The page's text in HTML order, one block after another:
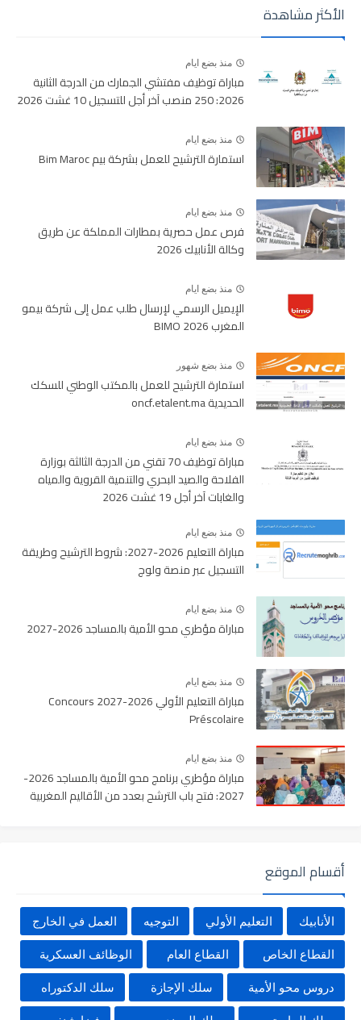
الأكثر مشاهدة
منذ بضع ايام
مباراة توظيف مفتشي الجمارك من الدرجة الثانية
2026: 250 منصب آخر أجل للتسجيل 10 غشت 2026
منذ بضع ايام
استمارة الترشيح للعمل بشركة بيم Bim Maroc
منذ بضع ايام
فرص عمل حصرية بمطارات المملكة عن طريق
وكالة الأنابيك 2026
منذ بضع ايام
الإيميل الرسمي لإرسال طلب عمل إلى شركة بيمو
المغرب BIMO 2026
منذ بضع شهور
استمارة الترشيح للعمل بالمكتب الوطني للسكك
الحديدية oncf.etalent.ma
منذ بضع ايام
مباراة توظيف 70 تقني من الدرجة الثالثة بوزارة
الفلاحة والصيد البحري والتنمية القروية والمياه
والغابات آخر أجل 19 غشت 2026
منذ بضع ايام
مباراة التعليم 2026-2027: شروط الترشيح وطريقة
التسجيل عبر منصة ولوج
منذ بضع ايام
مباراة مؤطري محو الأمية بالمساجد 2026-2027
منذ بضع ايام
مباراة التعليم الأولي 2026-2027 Concours
Préscolaire
منذ بضع ايام
مباراة مؤطري برنامج محو الأمية بالمساجد 2026-
2027: فتح باب الترشح بعدد من الأقاليم المغربية
أقسام الموقع
الأنابيك التعليم الأولي التوجيه العمل في الخارج
القطاع الخاص القطاع العام الوظائف العسكرية
دروس محو الأمية سلك الإجازة سلك الدكتوراه